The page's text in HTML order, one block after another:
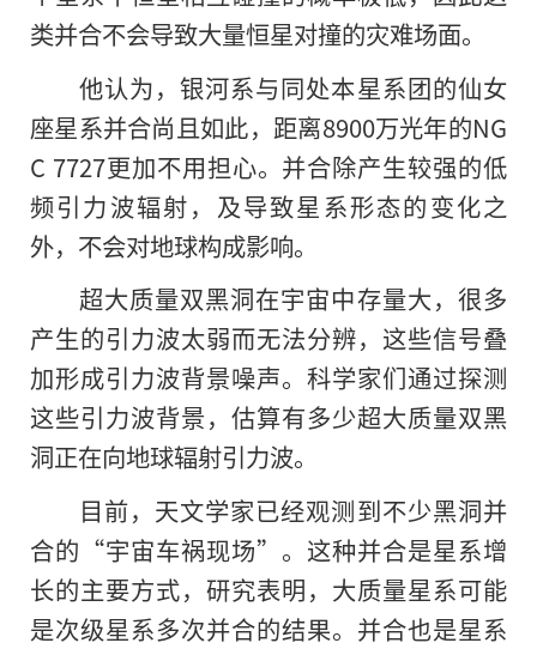
类并合不会导致大量恒星对撞的灾难场面。
他认为，银河系与同处本星系团的仙女
座星系并合尚且如此，距离8900万光年的NG
C 7727更加不用担心。并合除产生较强的低
频引力波辐射，及导致星系形态的变化之
外，不会对地球构成影响。
超大质量双黑洞在宇宙中存量大，很多
产生的引力波太弱而无法分辨，这些信号叠
加形成引力波背景噪声。科学家们通过探测
这些引力波背景，估算有多少超大质量双黑
洞正在向地球辐射引力波。
目前，天文学家已经观测到不少黑洞并
合的“宇宙车祸现场”。这种并合是星系增
长的主要方式，研究表明，大质量星系可能
是次级星系多次并合的结果。并合也是星系